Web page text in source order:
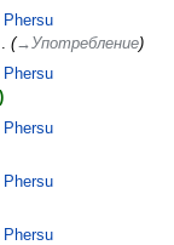
Phersu
→‎Употребление
Phersu
Phersu
Phersu
Phersu